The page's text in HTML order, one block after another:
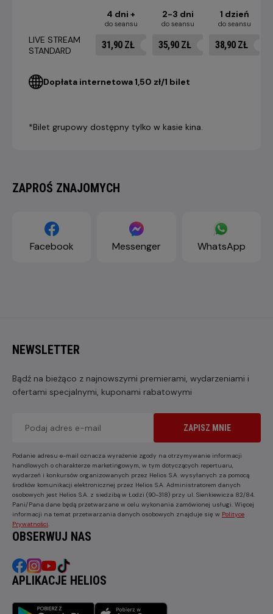
4 dni +
do seansu
2-3 dni
do seansu
1 dzień
do seansu
LIVE STREAM
STANDARD
31,90 ZŁ 35,90 ZŁ 38,90 ZŁ
Dopłata internetowa 1,50 zł/1 bilet
*Bilet grupowy dostępny tylko w kasie kina.
ZAPROŚ ZNAJOMYCH
Facebook Messenger WhatsApp
NEWSLETTER
Bądź na bieżąco z najnowszymi premierami, wydarzeniami i
ofertami specjalnymi, kuponami rabatowymi
ZAPISZ MNIE
Podanie adresu e-mail oznacza wyrażenie zgody na otrzymywanie informacji
handlowych o charakterze marketingowym, w tym dotyczących repertuaru,
wydarzeń i konkursów organizowanych przez Helios S.A. wysyłanych za pomocą
środków komunikacji elektronicznej przez Helios S.A. Administratorem danych
osobowych jest Helios S.A. z siedzibą w Łodzi (90-318) przy ul. Sienkiewicza 82/84.
Pani/Pana dane będą przetwarzane w celu wykonania zamówionej usługi. Więcej
informacji na temat przetwarzania danych osobowych znajduje się w Polityce
Prywatności
OBSERWUJ NAS
APLIKACJE HELIOS